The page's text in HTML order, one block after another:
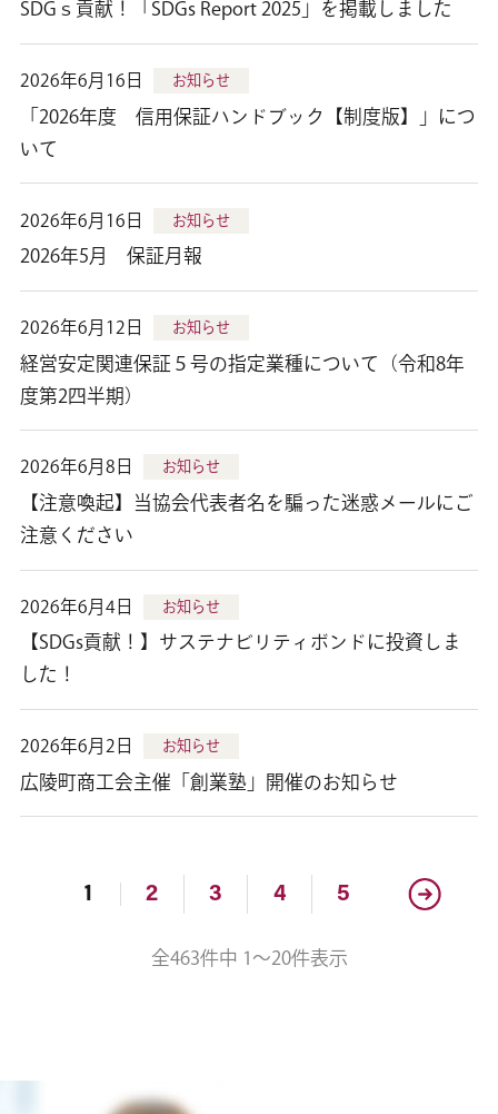
SDGｓ貢献！「SDGs Report 2025」を掲載しました
2026年6月16日 お知らせ
「2026年度 信用保証ハンドブック【制度版】」につ
いて
2026年6月16日 お知らせ
2026年5月 保証月報
2026年6月12日 お知らせ
経営安定関連保証５号の指定業種について（令和8年
度第2四半期）
2026年6月8日 お知らせ
【注意喚起】当協会代表者名を騙った迷惑メールにご
注意ください
2026年6月4日 お知らせ
【SDGs貢献！】サステナビリティボンドに投資しま
した！
2026年6月2日 お知らせ
広陵町商工会主催「創業塾」開催のお知らせ
1 2 3 4 5
全463件中 1～20件表示